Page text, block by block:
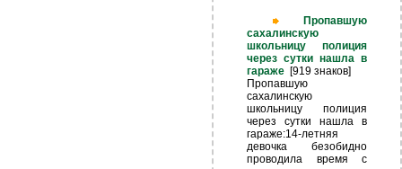
Пропавшую
сахалинскую
школьницу полиция
через сутки нашла в
гараже [919 знаков]
Пропавшую
сахалинскую
школьницу полиция
через сутки нашла в
гараже:14-летняя
девочка безобидно
проводила время с